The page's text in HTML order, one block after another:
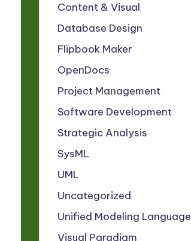
Content & Visual
Database Design
Flipbook Maker
OpenDocs
Project Management
Software Development
Strategic Analysis
SysML
UML
Uncategorized
Unified Modeling Language
Visual Paradigm